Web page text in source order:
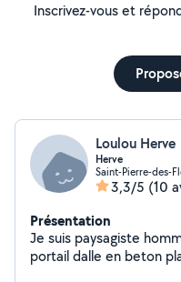
Inscrivez-vous et
Loulou Herve
Herve
Saint-Pierre-des-
3,3/5 (10
Présentation
Je suis paysagiste
portail dalle en beton